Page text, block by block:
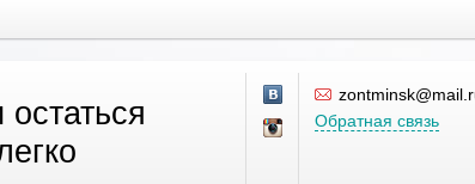
Обратная связь